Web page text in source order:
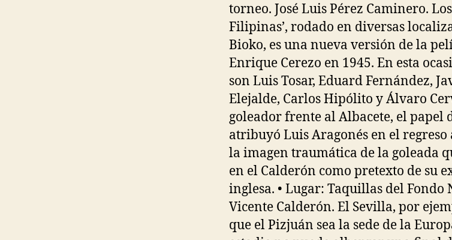
torneo. José Luis Pérez Caminero.
Filipinas’, rodado en diversas
Bioko, es una nueva versión de la
Enrique Cerezo en 1945. En esta
son Luis Tosar, Eduard Fernández,
Elejalde, Carlos Hipólito y Álvaro
goleador frente al Albacete, el papel
atribuyó Luis Aragonés en el
la imagen traumática de la goleada
en el Calderón como pretexto de su
inglesa. • Lugar: Taquillas del Fondo
Vicente Calderón. El Sevilla, por
que el Pizjuán sea la sede de la